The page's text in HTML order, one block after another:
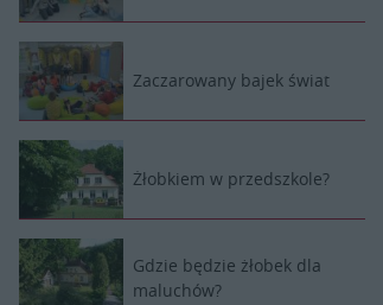
Zaczarowany bajek świat
Żłobkiem w przedszkole?
Gdzie będzie żłobek dla
maluchów?